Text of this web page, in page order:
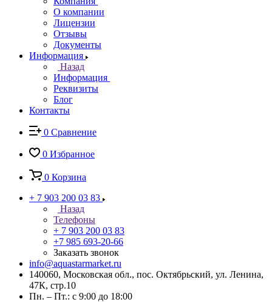
О компании
Лицензии
Отзывы
Документы
Информация
Назад
Информация
Реквизиты
Блог
Контакты
0 Сравнение
0 Избранное
0 Корзина
+ 7 903 200 03 83
Назад
Телефоны
+ 7 903 200 03 83
+7 985 693-20-66
Заказать звонок
info@aquastarmarket.ru
140060, Московская обл., пос. Октябрьский, ул. Ленина,
47К, стр.10
Пн. – Пт.: с 9:00 до 18:00